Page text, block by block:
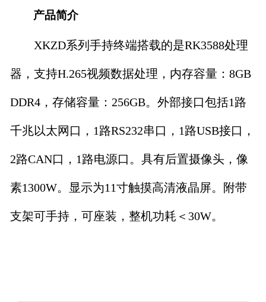
无人平台
产品简介
XKZD系列手持终端搭载的是RK3588处理
器，支持H.265视频数据处理，内存容量：8GB
DDR4，存储容量：256GB。外部接口包括1路
千兆以太网口，1路RS232串口，1路USB接口，
2路CAN口，1路电源口。具有后置摄像头，像
素1300W。显示为11寸触摸高清液晶屏。附带
支架可手持，可座装，整机功耗＜30W。